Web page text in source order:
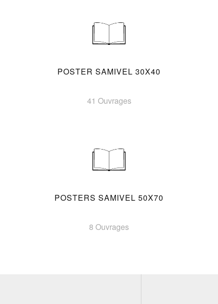
POSTER SAMIVEL 30X40
41 Ouvrages
POSTERS SAMIVEL 50X70
8 Ouvrages